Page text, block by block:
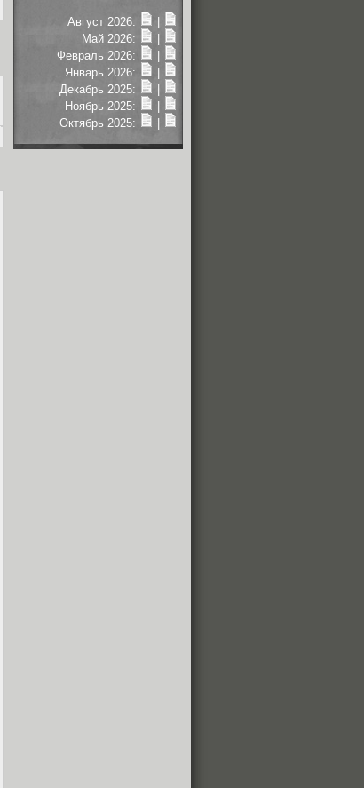
Август 2026:
Май 2026:
Февраль 2026:
Январь 2026:
Декабрь 2025:
Ноябрь 2025:
Октябрь 2025: